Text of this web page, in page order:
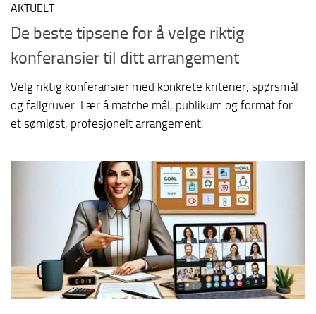
AKTUELT
De beste tipsene for å velge riktig
konferansier til ditt arrangement
Velg riktig konferansier med konkrete kriterier, spørsmål
og fallgruver. Lær å matche mål, publikum og format for
et sømløst, profesjonelt arrangement.